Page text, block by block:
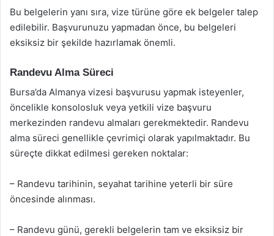
Bu belgelerin yanı sıra, vize türüne göre ek belgeler talep
edilebilir. Başvurunuzu yapmadan önce, bu belgeleri
eksiksiz bir şekilde hazırlamak önemli.
Randevu Alma Süreci
Bursa’da Almanya vizesi başvurusu yapmak isteyenler,
öncelikle konsolosluk veya yetkili vize başvuru
merkezinden randevu almaları gerekmektedir. Randevu
alma süreci genellikle çevrimiçi olarak yapılmaktadır. Bu
süreçte dikkat edilmesi gereken noktalar:
– Randevu tarihinin, seyahat tarihine yeterli bir süre
öncesinde alınması.
– Randevu günü, gerekli belgelerin tam ve eksiksiz bir